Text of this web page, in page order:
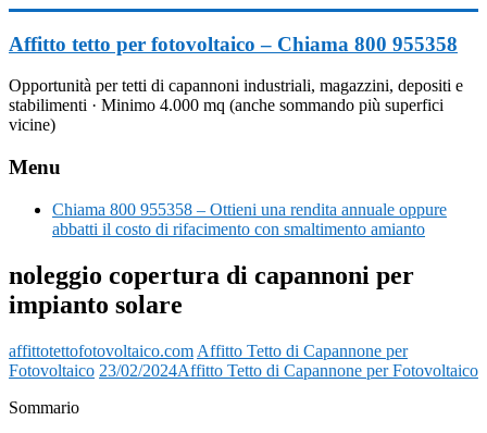
al
contenuto
Affitto tetto per fotovoltaico – Chiama 800 955358
Opportunità per tetti di capannoni industriali, magazzini, depositi e
stabilimenti · Minimo 4.000 mq (anche sommando più superfici
vicine)
Menu
Chiama 800 955358 – Ottieni una rendita annuale oppure
abbatti il costo di rifacimento con smaltimento amianto
noleggio copertura di capannoni per
impianto solare
affittotettofotovoltaico.com Affitto Tetto di Capannone per
Fotovoltaico 23/02/2024Affitto Tetto di Capannone per Fotovoltaico
Sommario